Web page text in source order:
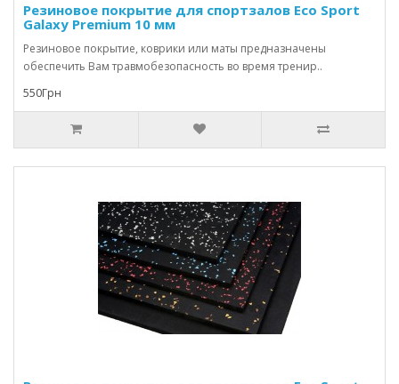
Резиновое покрытие для спортзалов Eco Sport
Galaxy Premium 10 мм
Резиновое покрытие, коврики или маты предназначены
обеспечить Вам травмобезопасность во время тренир..
550Грн